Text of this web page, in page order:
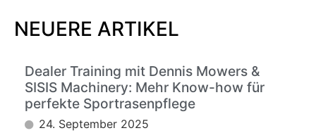
NEUERE ARTIKEL
Dealer Training mit Dennis Mowers &
SISIS Machinery: Mehr Know-how für
perfekte Sportrasenpflege
24. September 2025